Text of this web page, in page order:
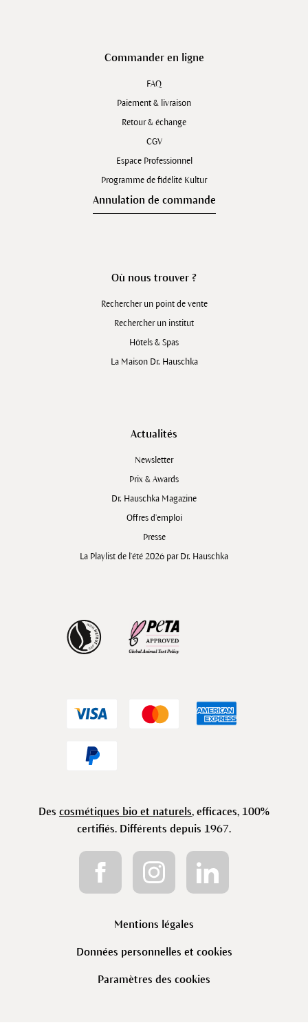
Commander en ligne
FAQ
Paiement & livraison
Retour & échange
CGV
Espace Professionnel
Programme de fidélité Kultur
Annulation de commande
Où nous trouver ?
Rechercher un point de vente
Rechercher un institut
Hôtels & Spas
La Maison Dr. Hauschka
Actualités
Newsletter
Prix & Awards
Dr. Hauschka Magazine
Offres d’emploi
Presse
La Playlist de l'été 2026 par Dr. Hauschka
Des cosmétiques bio et naturels, efficaces, 100%
certifiés. Différents depuis 1967.
Mentions légales
Données personnelles et cookies
Paramètres des cookies